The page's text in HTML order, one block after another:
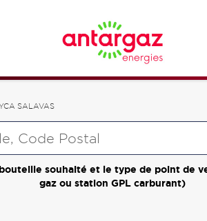
SALAVAS
souhaité et le type de point de
gaz ou station GPL carburant)